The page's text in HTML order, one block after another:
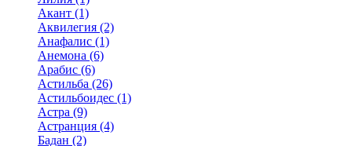
Акант (1)
Аквилегия (2)
Анафалис (1)
Анемона (6)
Арабис (6)
Астильба (26)
Астильбоидес (1)
Астра (9)
Астранция (4)
Бадан (2)